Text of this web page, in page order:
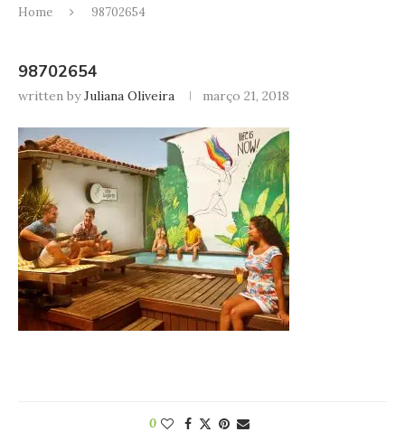
Home 98702654
98702654
written byJuliana Oliveira março 21, 2018
0